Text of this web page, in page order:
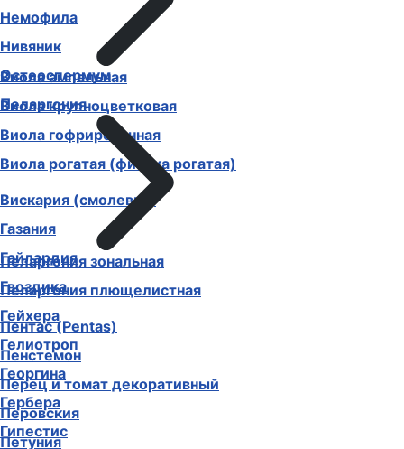
Виола ампельная
Виола крупноцветковая
Виола гофрированная
Виола рогатая (фиалка рогатая)
Вискария (смолевка)
Газания
Гайлардия
Гвоздика
Гейхера
Гелиотроп
Георгина
Гербера
Гипестис
Немофила
Нивяник
Остеоспермум
Пеларгония
Пеларгония зональная
Пеларгония плющелистная
Пентас (Pentas)
Пенстемон
Перец и томат декоративный
Перовския
Петуния